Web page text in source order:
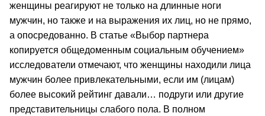
женщины реагируют не только на длинные ноги
мужчин, но также и на выражения их лиц, но не прямо,
а опосредованно. В статье «Выбор партнера
копируется общедоменным социальным обучением»
исследователи отмечают, что женщины находили лица
мужчин более привлекательными, если им (лицам)
более высокий рейтинг давали… подруги или другие
представительницы слабого пола. В полном